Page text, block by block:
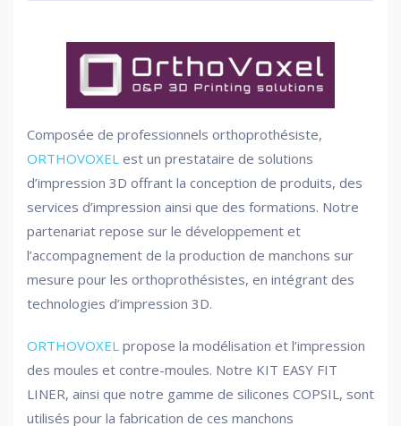
Composée de professionnels orthoprothésiste,
ORTHOVOXEL est un prestataire de solutions
d’impression 3D offrant la conception de produits, des
services d’impression ainsi que des formations. Notre
partenariat repose sur le développement et
l’accompagnement de la production de manchons sur
mesure pour les orthoprothésistes, en intégrant des
technologies d’impression 3D.
ORTHOVOXEL propose la modélisation et l’impression
des moules et contre-moules. Notre KIT EASY FIT
LINER, ainsi que notre gamme de silicones COPSIL, sont
utilisés pour la fabrication de ces manchons